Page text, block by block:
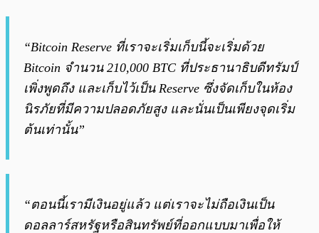
“Bitcoin Reserve ที่เราจะเริ่มเก็บนี้จะเริ่มด้วย
Bitcoin จำนวน 210,000 BTC ที่ประธานาธิบดีทรัมป์
เพิ่งพูดถึง และเก็บไว้เป็น Reserve ซึ่งจัดเก็บในห้อง
นิรภัยที่มีความปลอดภัยสูง และนั่นเป็นเพียงจุดเริ่ม
ต้นเท่านั้น”
“ตอนนี้เรามีเงินอยู่แล้ว แต่เราจะไม่ถือเงินเป็น
ดอลลาร์สหรัฐหรือสินทรัพย์ที่ออกแบบมาเพื่อให้